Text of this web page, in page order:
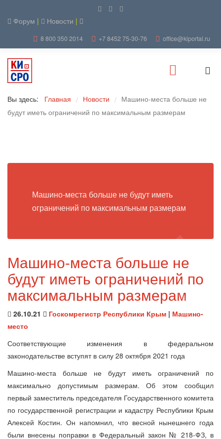
Форум | Новости |
8 800 350 2014 +7 8452 75-30-76 office@kiportal.ru
Вы здесь: Главная / Новости / Машино-места больше не
будут иметь ограничений по максимальным размерам
Машино-места больше не будут иметь
ограничений по максимальным размерам
Машино-места больше не
будут иметь ограничений по
максимальным размерам
26.10.21 Госкомрегистр Республики Крым | Машино-
место
Соответствующие изменения в федеральном
законодательстве вступят в силу 28 октября 2021 года
Машино-места больше не будут иметь ограничений по
максимально допустимым размерам. Об этом сообщил
первый заместитель председателя Государственного комитета
по государственной регистрации и кадастру Республики Крым
Алексей Костин. Он напомнил, что весной нынешнего года
были внесены поправки в Федеральный закон № 218-ФЗ, в